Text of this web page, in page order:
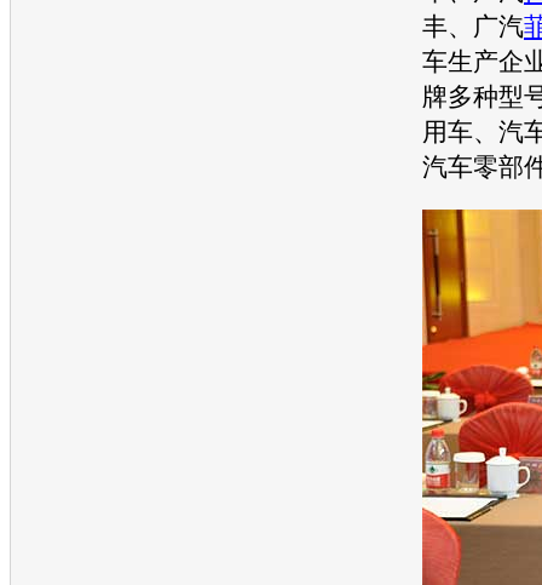
丰、广汽
车生产企
牌多种型
用车、汽
汽车零部